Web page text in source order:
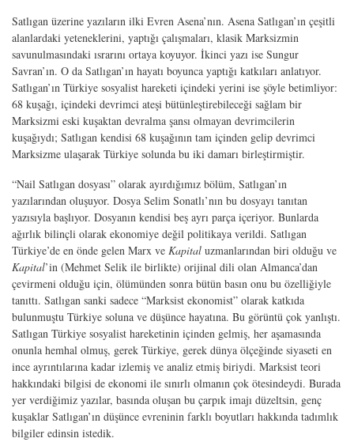
Satlıgan üzerine yazıların ilki Evren Asena’nın. Asena Satlıgan’ın çeşitli
alanlardaki yeteneklerini, yaptığı çalışmaları, klasik Marksizmin
savunulmasındaki ısrarını ortaya koyuyor. İkinci yazı ise Sungur
Savran’ın. O da Satlıgan’ın hayatı boyunca yaptığı katkıları anlatıyor.
Satlıgan’ın Türkiye sosyalist hareketi içindeki yerini ise şöyle betimliyor:
68 kuşağı, içindeki devrimci ateşi bütünleştirebileceği sağlam bir
Marksizmi eski kuşaktan devralma şansı olmayan devrimcilerin
kuşağıydı; Satlıgan kendisi 68 kuşağının tam içinden gelip devrimci
Marksizme ulaşarak Türkiye solunda bu iki damarı birleştirmiştir.
“Nail Satlıgan dosyası” olarak ayırdığımız bölüm, Satlıgan’ın
yazılarından oluşuyor. Dosya Selim Sonatlı’nın bu dosyayı tanıtan
yazısıyla başlıyor. Dosyanın kendisi beş ayrı parça içeriyor. Bunlarda
ağırlık bilinçli olarak ekonomiye değil politikaya verildi. Satlıgan
Türkiye’de en önde gelen Marx ve Kapital uzmanlarından biri olduğu ve
Kapital’in (Mehmet Selik ile birlikte) orijinal dili olan Almanca’dan
çevirmeni olduğu için, ölümünden sonra bütün basın onu bu özelliğiyle
tanıttı. Satlıgan sanki sadece “Marksist ekonomist” olarak katkıda
bulunmuştu Türkiye soluna ve düşünce hayatına. Bu görüntü çok yanlıştı.
Satlıgan Türkiye sosyalist hareketinin içinden gelmiş, her aşamasında
onunla hemhal olmuş, gerek Türkiye, gerek dünya ölçeğinde siyaseti en
ince ayrıntılarına kadar izlemiş ve analiz etmiş biriydi. Marksist teori
hakkındaki bilgisi de ekonomi ile sınırlı olmanın çok ötesindeydi. Burada
yer verdiğimiz yazılar, basında oluşan bu çarpık imajı düzeltsin, genç
kuşaklar Satlıgan’ın düşünce evreninin farklı boyutları hakkında tadımlık
bilgiler edinsin istedik.